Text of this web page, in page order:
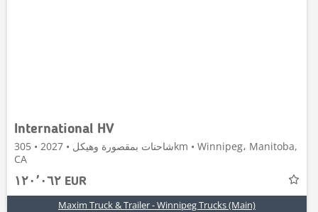
International HV
شاحنات بمقصورة وهيكل • 2027 • 305km • Winnipeg، Manitoba,
CA
١٢٠٬٠٦٢ EUR
Maxim Truck & Trailer - Winnipeg Trucks (Main)